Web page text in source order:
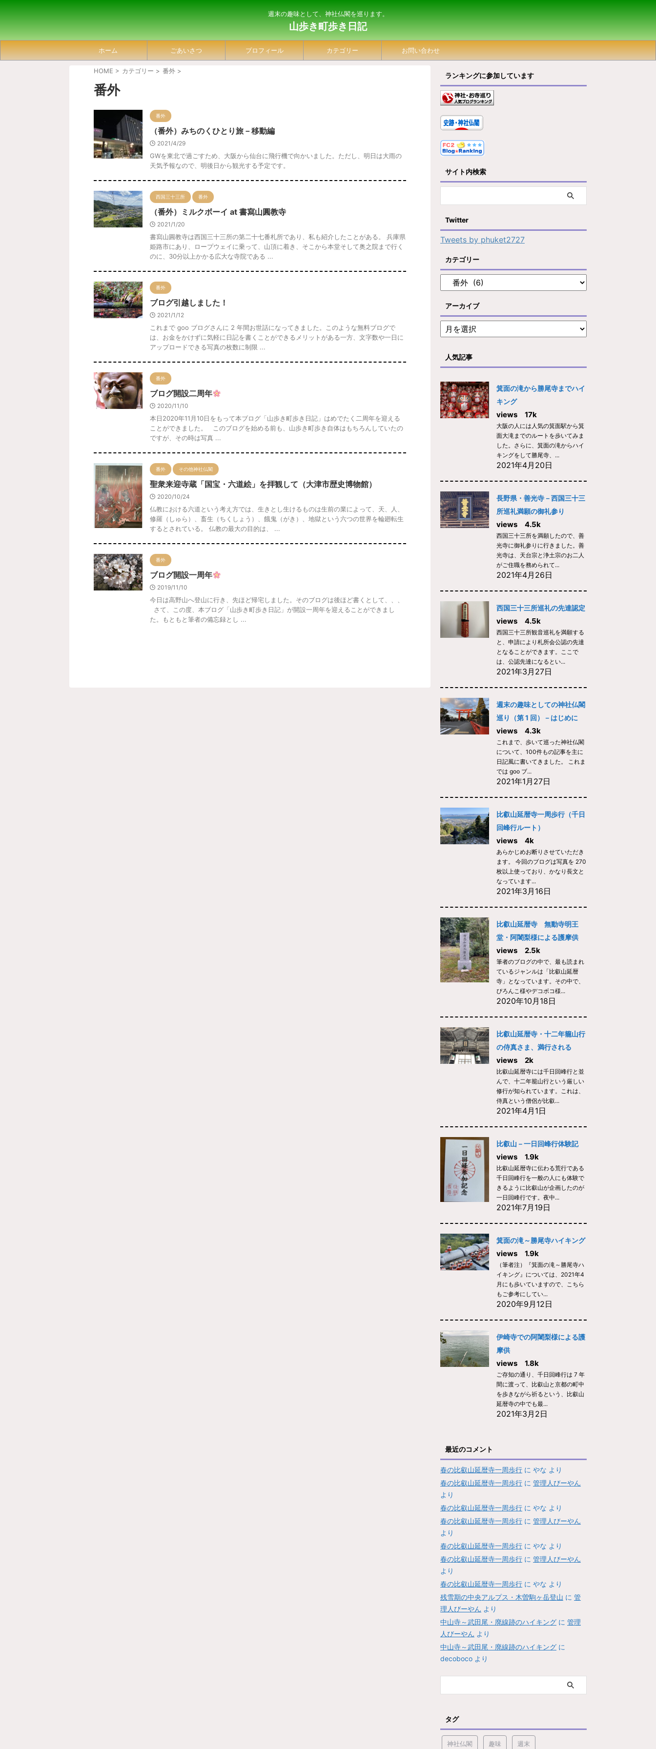
週末の趣味として、神社仏閣を巡ります。
山歩き町歩き日記
ホーム ごあいさつ プロフィール カテゴリー お問い合わせ
HOME > カテゴリー > 番外 >
番外
番外
（番外）みちのくひとり旅－移動編
2021/4/29
GWを東北で過ごすため、大阪から仙台に飛行機で向かいました。ただし、明日は大雨の
天気予報なので、明後日から観光する予定です。
西国三十三所 番外
（番外）ミルクボーイ at 書寫山圓教寺
2021/1/20
書寫山圓教寺は西国三十三所の第二十七番札所であり、私も紹介したことがある。 兵庫県
姫路市にあり、ロープウェイに乗って、山頂に着き、そこから本堂そして奥之院まで行く
のに、30分以上かかる広大な寺院である ...
番外
ブログ引越しました！
2021/1/12
これまで goo ブログさんに 2 年間お世話になってきました。このような無料ブログで
は、お金をかけずに気軽に日記を書くことができるメリットがある一方、文字数や一日に
アップロードできる写真の枚数に制限 ...
番外
ブログ開設二周年
2020/11/10
本日2020年11月10日をもって本ブログ「山歩き町歩き日記」はめでたく二周年を迎える
ことができました。 このブログを始める前も、山歩き町歩き自体はもちろんしていたの
ですが、その時は写真 ...
番外 その他神社仏閣
聖衆来迎寺蔵「国宝・六道絵」を拝観して（大津市歴史博物館）
2020/10/24
仏教における六道という考え方では、生きとし生けるものは生前の業によって、天、人、
修羅（しゅら）、畜生（ちくしょう）、餓鬼（がき）、地獄という六つの世界を輪廻転生
するとされている。 仏教の最大の目的は、 ...
番外
ブログ開設一周年
2019/11/10
今日は高野山へ登山に行き、先ほど帰宅しました。そのブログは後ほど書くとして、、、
さて、この度、本ブログ「山歩き町歩き日記」が開設一周年を迎えることができまし
た。もともと筆者の備忘録とし ...
ランキングに参加しています
サイト内検索
Twitter
Tweets by phuket2727
カテゴリー
アーカイブ
人気記事
箕面の滝から勝尾寺までハイ
キング
views 17k
大阪の人には人気の箕面駅から箕
面大滝までのルートを歩いてみま
した。さらに、箕面の滝からハイ
キングをして勝尾寺、...
2021年4月20日
長野県・善光寺－西国三十三
所巡礼満願の御礼参り
views 4.5k
西国三十三所を満願したので、善
光寺に御礼参りに行きました。善
光寺は、天台宗と浄土宗のお二人
がご住職を務められて...
2021年4月26日
西国三十三所巡礼の先達認定
views 4.5k
西国三十三所観音巡礼を満願する
と、申請により札所会公認の先達
となることができます。ここで
は、公認先達になるとい...
2021年3月27日
週末の趣味としての神社仏閣
巡り（第 1 回）－はじめに
views 4.3k
これまで、歩いて巡った神社仏閣
について、100件もの記事を主に
日記風に書いてきました。 これま
では goo ブ...
2021年1月27日
比叡山延暦寺一周歩行（千日
回峰行ルート）
views 4k
あらかじめお断りさせていただき
ます。 今回のブログは写真を 270
枚以上使っており、かなり長文と
なっています...
2021年3月16日
比叡山延暦寺 無動寺明王
堂・阿闍梨様による護摩供
views 2.5k
筆者のブログの中で、最も読まれ
ているジャンルは「比叡山延暦
寺」となっています。その中で、
ぴろんこ様やデコボコ様...
2020年10月18日
比叡山延暦寺・十二年籠山行
の侍真さま、満行される
views 2k
比叡山延暦寺には千日回峰行と並
んで、十二年籠山行という厳しい
修行が知られています。これは、
侍真という僧侶が比叡...
2021年4月1日
比叡山－一日回峰行体験記
views 1.9k
比叡山延暦寺に伝わる荒行である
千日回峰行を一般の人にも体験で
きるように比叡山が企画したのが
一日回峰行です。夜中...
2021年7月19日
箕面の滝～勝尾寺ハイキング
views 1.9k
（筆者注）『箕面の滝～勝尾寺ハ
イキング』については、2021年4
月にも歩いていますので、こちら
もご参考にしてい...
2020年9月12日
伊崎寺での阿闍梨様による護
摩供
views 1.8k
ご存知の通り、千日回峰行は 7 年
間に渡って、比叡山と京都の町中
を歩きながら祈るという、比叡山
延暦寺の中でも最...
2021年3月2日
最近のコメント
春の比叡山延暦寺一周歩行 に やな より
春の比叡山延暦寺一周歩行 に 管理人びーやん
より
春の比叡山延暦寺一周歩行 に やな より
春の比叡山延暦寺一周歩行 に 管理人びーやん
より
春の比叡山延暦寺一周歩行 に やな より
春の比叡山延暦寺一周歩行 に 管理人びーやん
より
春の比叡山延暦寺一周歩行 に やな より
残雪期の中央アルプス・木曽駒ヶ岳登山 に 管
理人びーやん より
中山寺～武田尾・廃線跡のハイキング に 管理
人びーやん より
中山寺～武田尾・廃線跡のハイキング に
decoboco より
タグ
神社仏閣 趣味 週末